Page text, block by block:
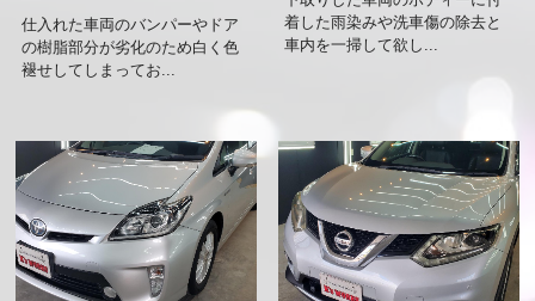
仕入れた車両のバンパーやドア
の樹脂部分が劣化のため白く色
褪せしてしまってお...
着した雨染みや洗車傷の除去と
車内を一掃して欲し...